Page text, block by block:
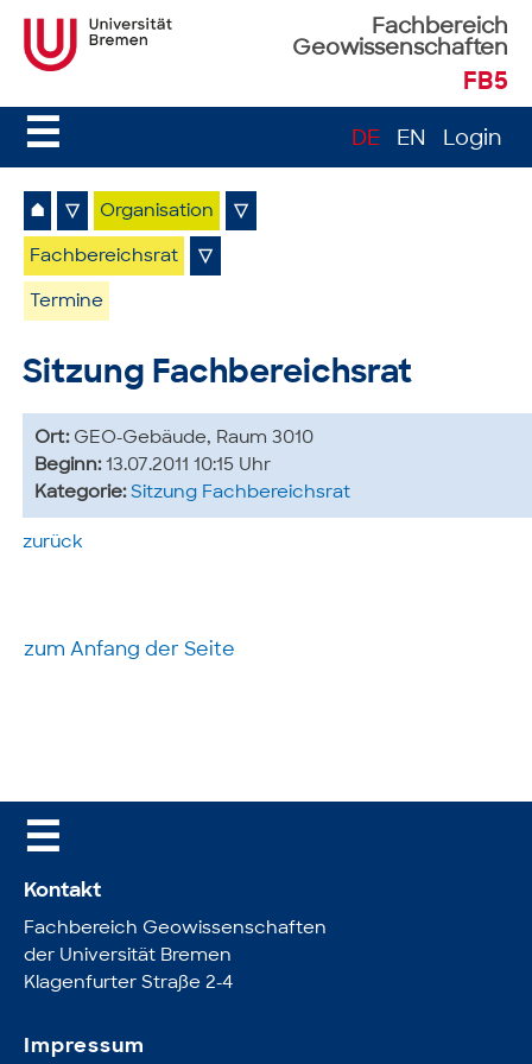
Fachbereich
Geowissenschaften
FB5
☰ DE EN Login
⌂ ▽ Organisation ▽
Fachbereichsrat ▽
Termine
Sitzung Fachbereichsrat
Ort: GEO-Gebäude, Raum 3010
Beginn: 13.07.2011 10:15 Uhr
Kategorie: Sitzung Fachbereichsrat
zurück
zum Anfang der Seite
☰
Kontakt
Fachbereich Geowissenschaften
der Universität Bremen
Klagenfurter Straße 2-4
Impressum